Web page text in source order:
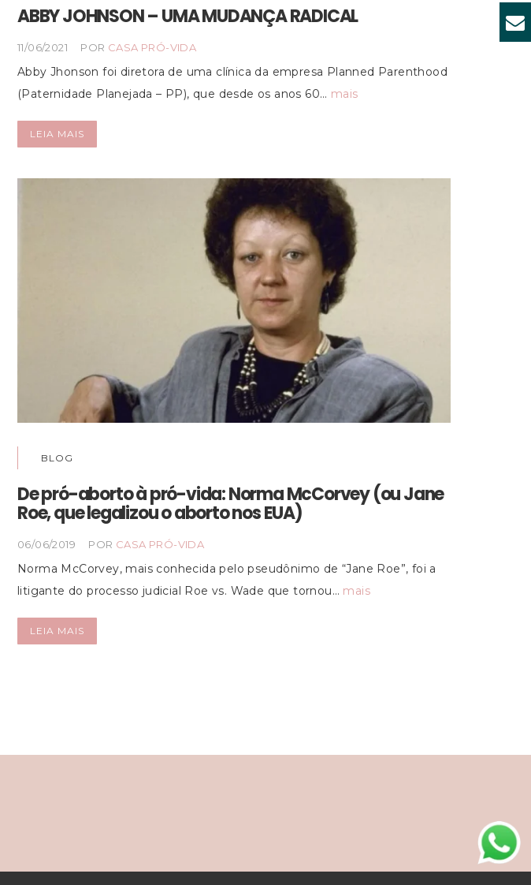
ABBY JOHNSON – UMA MUDANÇA RADICAL
11/06/2021 POR CASA PRÓ-VIDA
Abby Jhonson foi diretora de uma clínica da empresa Planned Parenthood
(Paternidade Planejada – PP), que desde os anos 60… mais
LEIA MAIS
BLOG
De pró-aborto à pró-vida: Norma McCorvey (ou Jane
Roe, que legalizou o aborto nos EUA)
06/06/2019 POR CASA PRÓ-VIDA
Norma McCorvey, mais conhecida pelo pseudônimo de “Jane Roe”, foi a
litigante do processo judicial Roe vs. Wade que tornou… mais
LEIA MAIS